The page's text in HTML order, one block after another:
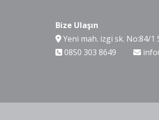
Bize Ulaşın
Yeni mah. izgi sk. No:84/
0850 303 8649